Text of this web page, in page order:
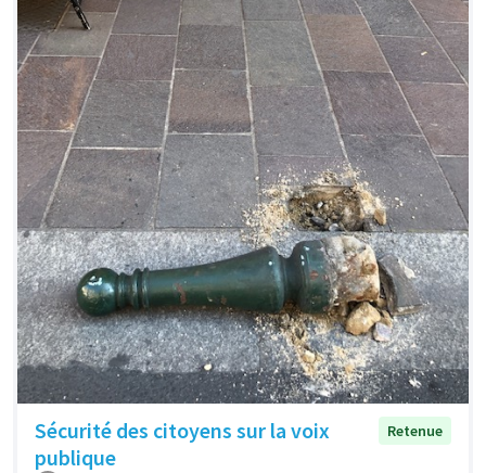
Sécurité des citoyens sur la voix
publique
Retenue